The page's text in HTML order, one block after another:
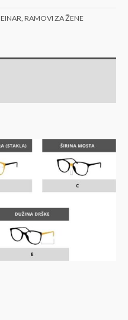
EINAR, RAMOVI ZA ŽENE